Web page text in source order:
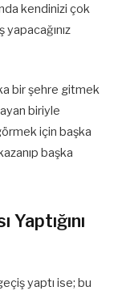
kendinizi çok
bir şehre gitmek
biriyle
için başka
başka
Yaptığını
yaptı ise; bu